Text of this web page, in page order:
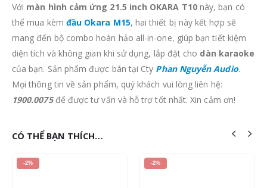
Với màn hình cảm ứng 21.5 inch OKARA T10này, bạn có
thể mua kèm đầu Okara M15, hai thiết bị này kết hợp sẽ
mang đến bộ combo hoàn hảo all-in-one, giúp bạn tiết kiệm
diện tích và không gian khi sử dụng, lắp đặt cho dàn karaoke
của bạn. Sản phẩm được bán tại Cty Phan Nguyễn Audio.
Mọi thông tin về sản phẩm, quý khách vui lòng liên hệ:
1900.0075để được tư vấn và hỗ trợ tốt nhất. Xin cảm ơn!
CÓ THỂ BẠN THÍCH…
-2% -2%